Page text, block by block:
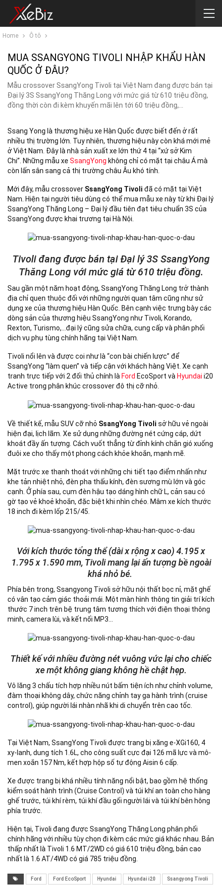
Home Ô tô
MUA SSANGYONG TIVOLI NHẬP KHẨU HÀN
QUỐC Ở ĐÂU?
Mẫu crossover SsangYong Tivoli tại Việt Nam đang được bán tại
Đại lý 3S SsangYong Thăng Long với mức giá từ 610 triệu đồng,
đồng thời còn đi kèm khuyến mãi lên tới 60 triệu đồng,…
Ssang Yong là thương hiệu xe Hàn Quốc được biết đến ở rất
nhiều thị trường lớn. Tuy nhiên, thương hiệu này còn khá mới mẻ
ở Việt Nam. Đây là nhà sản xuất xe lớn thứ 4 tại “xứ sở Kim
Chi”. Những mẫu xe SsangYong không chỉ có mặt tại châu Á mà
còn lấn sân sang cả thị trường châu Âu khó tính.
Mới đây, mẫu crossover SsangYong Tivoli đã có mặt tại Việt
Nam. Hiện tại người tiêu dùng có thể mua mẫu xe này từ khi Đại lý
SsangYong Thăng Long – Đại lý đầu tiên đạt tiêu chuẩn 3S của
SsangYong được khai trương tại Hà Nội.
Tivoli đang được bán tại Đại lý 3S SsangYong
Thăng Long với mức giá từ 610 triệu đồng.
Sau gần một năm hoạt động, SsangYong Thăng Long trở thành
địa chỉ quen thuộc đối với những người quan tâm cũng như sử
dụng xe của thương hiệu Hàn Quốc. Bên cạnh việc trưng bày các
dòng sản của thương hiệu SsangYong như Tivoli, Korando,
Rexton, Turismo,…đại lý cũng sửa chữa, cung cấp và phân phối
dịch vụ phụ tùng chính hãng tại Việt Nam.
Tivoli nổi lên và được coi như là “con bài chiến lược” để
SsangYong “làm quen” và tiếp cận với khách hàng Việt. Xe cạnh
tranh trực tiếp với 2 đối thủ chính là Ford EcoSport và Hyundai i20
Active trong phân khúc crossover đô thị cỡ nhỏ.
Về thiết kế, mẫu SUV cỡ nhỏ SsangYong Tivoli sở hữu vẻ ngoài
hiện đại, lịch lãm. Xe sử dụng những đường nét cứng cáp, dứt
khoát đầy ấn tượng. Cách vuốt thẳng từ đỉnh kính chắn gió xuống
đuôi xe cho thấy một phong cách khỏe khoắn, mạnh mẽ.
Mặt trước xe thanh thoát với những chi tiết tạo điểm nhấn như
khe tản nhiệt nhỏ, đèn pha thấu kính, đèn sương mù lớn và góc
cạnh. Ở phía sau, cụm đèn hậu tạo dáng hình chữ L, cản sau có
gờ tạo vẻ khoẻ khoắn, đặc biệt khi nhìn chéo. Mâm xe kích thước
18 inch đi kèm lốp 215/45.
Với kích thước tổng thể (dài x rộng x cao) 4.195 x
1.795 x 1.590 mm, Tivoli mang lại ấn tượng bề ngoài
khá nhỏ bé.
Phía bên trong, Ssangyong Tivoli sở hữu nội thất bọc nỉ, mặt ghế
có vân tạo cảm giác thoải mái. Một màn hình thông tin giải trí kích
thước 7 inch trên bệ trung tâm tương thích với điện thoại thông
minh, camera lùi, và kết nối MP3…
Thiết kế với nhiều đường nét vuông vức lại cho chiếc
xe một không giang không hề chật hẹp.
Vô lăng 3 chấu tích hợp nhiều nút bấm tiện ích như chỉnh volume,
đàm thoại không dây, chức năng chỉnh tay ga hành trình (cruise
control), giúp người lái nhàn nhã khi di chuyển trên cao tốc.
Tại Việt Nam, SsangYong Tivoli được trang bị xăng e-XGi160, 4
xy-lanh, dung tích 1.6L, cho công suất cực đại 126 mã lực và mô-
men xoắn 157 Nm, kết hợp hộp số tự động Aisin 6 cấp.
Xe được trang bị khá nhiều tính năng nổi bật, bao gồm hệ thống
kiểm soát hành trình (Cruise Control) và túi khí an toàn cho hàng
ghế trước, túi khí rèm, túi khí đầu gối người lái và túi khí bên hông
phía trước.
Hiện tại, Tivoli đang được SsangYong Thăng Long phân phối
chính hãng với nhiều tùy chọn đi kèm các mức giá khác nhau. Bản
thấp nhất là Tivoli 1.6 MT/2WD có giá 610 triệu đồng, bản cao
nhất là 1.6 AT/4WD có giá 785 triệu đồng.
Ford Ford EcoSport Hyundai Hyundai i20 Ssangyong Tivoli